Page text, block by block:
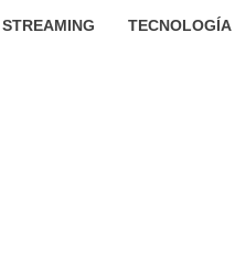
STREAMING TECNOLOGÍA